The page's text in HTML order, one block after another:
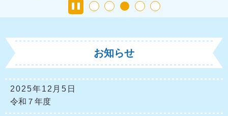
STOP
お知らせ
2025年12月5日
令和７年度